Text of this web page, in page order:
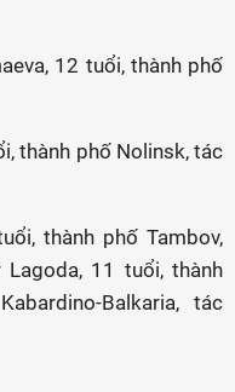
12 tuổi, thành phố
thành phố Nolinsk, tác
thành phố Tambov,
11 tuổi, thành
Balkaria, tác